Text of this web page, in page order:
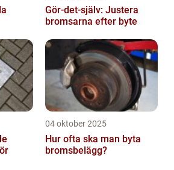
Gör-det-själv: Justera
bromsarna efter byte
04 oktober 2025
Hur ofta ska man byta
bromsbelägg?